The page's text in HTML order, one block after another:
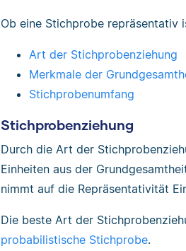
Ob eine Stichprobe repräsentativ
Art der Stichprobenziehung
Merkmale der
Stichprobenumfang
Stichprobenziehung
Durch die Art der
Einheiten aus der
nimmt auf die Repräsentativität
Die beste Art der
probabilistische Stichprobe.